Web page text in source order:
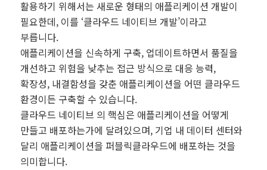
활용하기 위해서는 새로운 형태의 애플리케이션 개발이
필요한데, 이를 ‘클라우드 네이티브 개발’이라고
부릅니다.
애플리케이션을 신속하게 구축, 업데이트하면서 품질을
개선하고 위험을 낮추는 접근 방식으로 대응 능력,
확장성, 내결함성을 갖춘 애플리케이션을 어떤 클라우드
환경이든 구축할 수 있습니다.
클라우드 네이티브 의 핵심은 애플리케이션을 어떻게
만들고 배포하는가에 달려있으며, 기업 내 데이터 센터와
달리 애플리케이션을 퍼블릭클라우드에 배포하는 것을
의미합니다.